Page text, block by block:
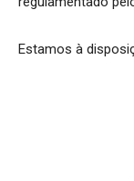
Estamos à